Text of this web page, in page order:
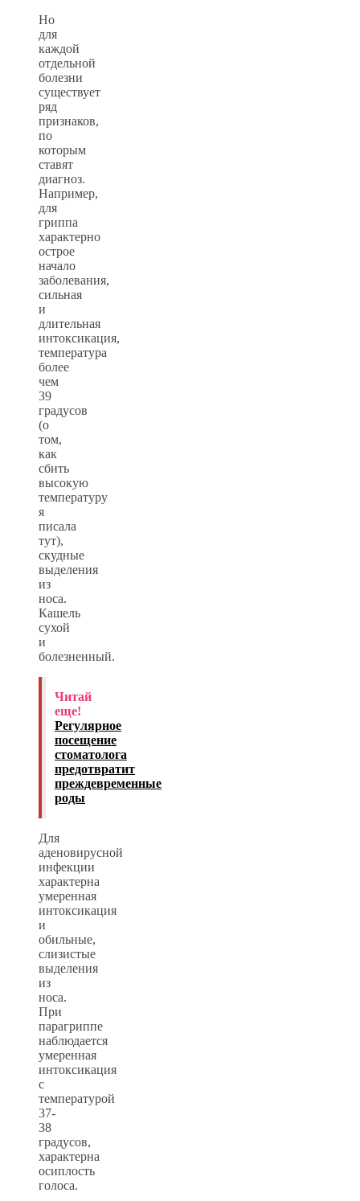
Но
для
каждой
отдельной
болезни
существует
ряд
признаков,
по
которым
ставят
диагноз.
Например,
для
гриппа
характерно
острое
начало
заболевания,
сильная
и
длительная
интоксикация,
температура
более
чем
39
градусов
(о
том,
как
сбить
высокую
температуру
я
писала
тут),
скудные
выделения
из
носа.
Кашель
сухой
и
болезненный.
Читай
еще!
Регулярное
посещение
стоматолога
предотвратит
преждевременные
роды
Для
аденовирусной
инфекции
характерна
умеренная
интоксикация
и
обильные,
слизистые
выделения
из
носа.
При
парагриппе
наблюдается
умеренная
интоксикация
с
температурой
37-
38
градусов,
характерна
осиплость
голоса.